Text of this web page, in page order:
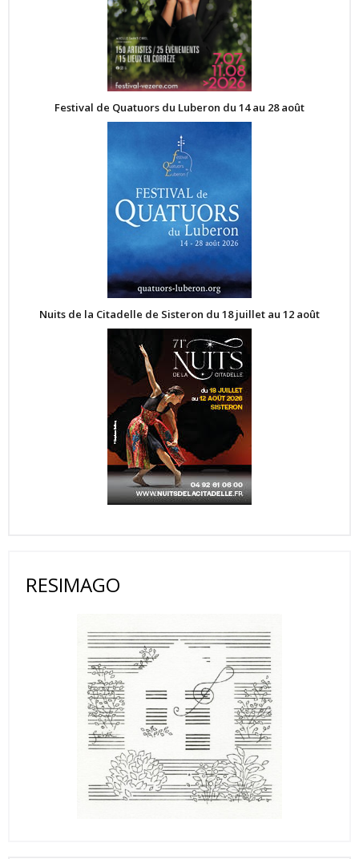
Festival de Quatuors du Luberon du 14 au 28 août
Nuits de la Citadelle de Sisteron du 18 juillet au 12 août
RESIMAGO